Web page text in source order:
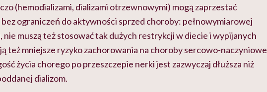
(hemodializami, dializami otrzewnowymi) mogą zaprzestać
ograniczeń do aktywności sprzed choroby: pełnowymiarowej
muszą też stosować tak dużych restrykcji w diecie i wypijanych
też mniejsze ryzyko zachorowania na choroby sercowo-naczyniowe
życia chorego po przeszczepie nerki jest zazwyczaj dłuższa niż
dializom.